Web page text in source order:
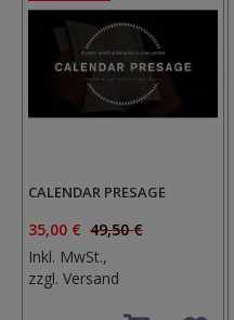
CALENDAR PRESAGE
35,00 € 49,50 €
Inkl. MwSt.,
zzgl. Versand